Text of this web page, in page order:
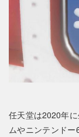
任天堂は2020年
ムやニンテンド